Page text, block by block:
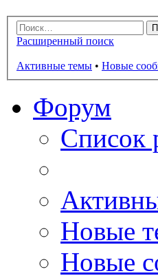
Расширенный поиск
Активные темы • Новые
Форум
Список
Новые
Новые